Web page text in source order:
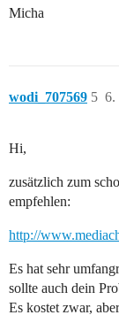
Micha
wodi_707569 6.
5
Hi,
zusätzlich zum
empfehlen:
http://
Es hat sehr
sollte auch dein
Es kostet zwar,